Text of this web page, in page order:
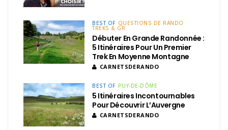
BEST OF QUESTIONS DE RANDO
TREKS & GR
Débuter En Grande Randonnée :
5 Itinéraires Pour Un Premier
Trek En Moyenne Montagne
CARNETSDERANDO
BEST OF PUY-DE-DÔME
5 Itinéraires Incontournables
Pour Découvrir L’Auvergne
CARNETSDERANDO